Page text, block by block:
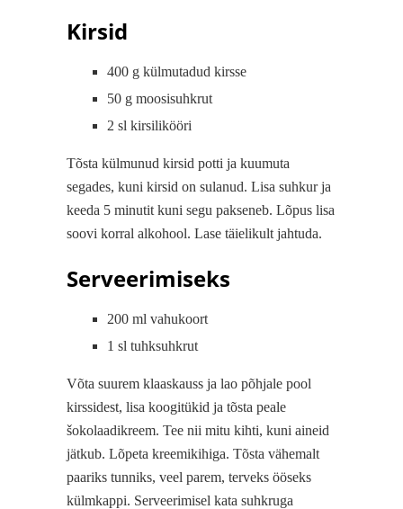
Kirsid
400 g külmutadud kirsse
50 g moosisuhkrut
2 sl kirsilikööri
Tõsta külmunud kirsid potti ja kuumuta
segades, kuni kirsid on sulanud. Lisa suhkur ja
keeda 5 minutit kuni segu pakseneb. Lõpus lisa
soovi korral alkohool. Lase täielikult jahtuda.
Serveerimiseks
200 ml vahukoort
1 sl tuhksuhkrut
Võta suurem klaaskauss ja lao põhjale pool
kirssidest, lisa koogitükid ja tõsta peale
šokolaadikreem. Tee nii mitu kihti, kuni aineid
jätkub. Lõpeta kreemikihiga. Tõsta vähemalt
paariks tunniks, veel parem, terveks ööseks
külmkappi. Serveerimisel kata suhkruga